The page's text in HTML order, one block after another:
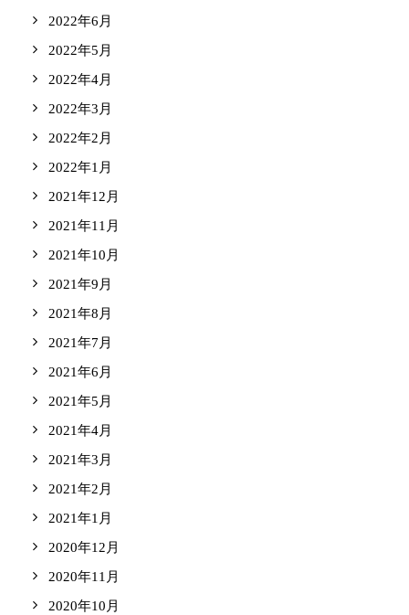
2022年6月
2022年5月
2022年4月
2022年3月
2022年2月
2022年1月
2021年12月
2021年11月
2021年10月
2021年9月
2021年8月
2021年7月
2021年6月
2021年5月
2021年4月
2021年3月
2021年2月
2021年1月
2020年12月
2020年11月
2020年10月